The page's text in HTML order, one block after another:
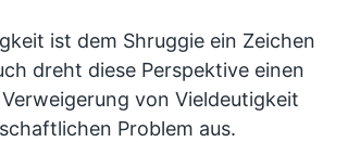
ist dem Shruggie ein Zeichen
dreht diese Perspektive einen
von Vieldeutigkeit
Problem aus.